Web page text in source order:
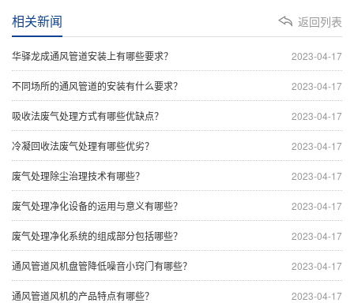
返回列表
相关新闻
2023-04-17
华驿龙成通风管道安装上有哪些要求？
2023-04-17
不同场所的通风管道的安装有什么要求？
2023-04-17
吸收法废气处理方式有哪些优缺点？
2023-04-17
冷凝回收法废气处理有哪些优劣？
2023-04-17
废气处理除尘治理技术有哪些？
2023-04-17
废气处理净化设备的运用与意义有哪些？
2023-04-17
废气处理净化系统的组成部分包括哪些？
2023-04-17
通风管道风机盘管降低噪音小窍门有哪些？
2023-04-17
通风管道风机的产品特点有哪些？